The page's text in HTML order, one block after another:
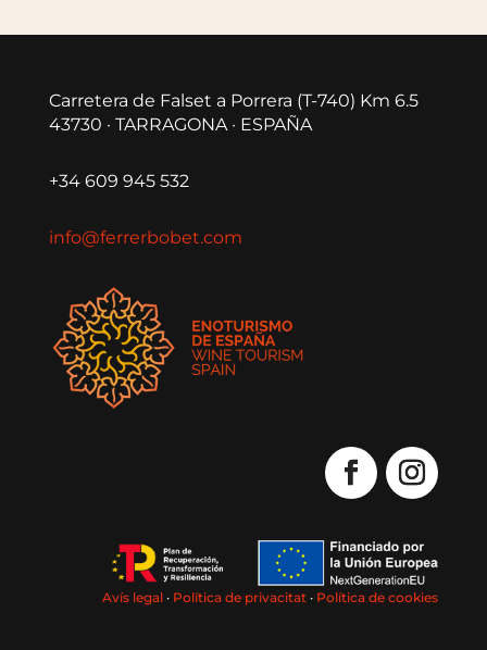
Carretera de Falset a Porrera (T-740) Km 6.5
43730 · TARRAGONA · ESPAÑA
+34 609 945 532
info@ferrerbobet.com
Avís legal · Política de privacitat · Política de cookies